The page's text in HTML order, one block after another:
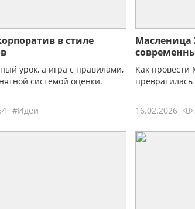
в стиле
урок, а игра с правилами,
системой оценки.
#Идеи
Масленица
фестиваль
Как провести
16.02.2026